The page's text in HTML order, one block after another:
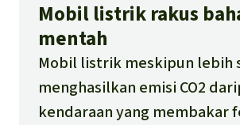
Mobil listrik rakus
mentah
Mobil listrik meskipun lebih
menghasilkan emisi CO2
kendaraan yang membakar